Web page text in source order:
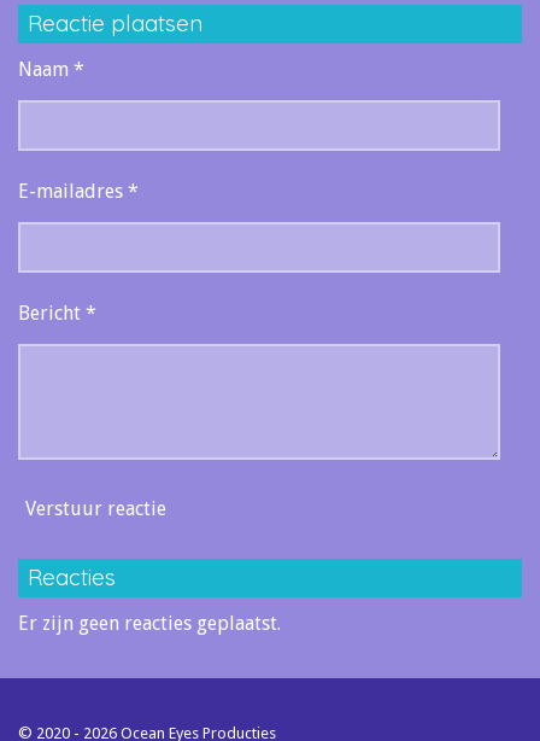
l
e
n
e
l
a
r
e
l
e
n
Reactie plaatsen
Naam *
E-mailadres *
Bericht *
Verstuur reactie
Reacties
Er zijn geen reacties geplaatst.
© 2020 - 2026 Ocean Eyes Producties